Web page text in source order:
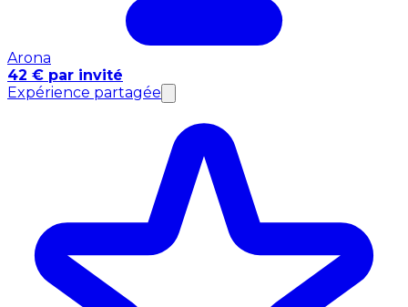
Arona
42 € par invité
Expérience partagée